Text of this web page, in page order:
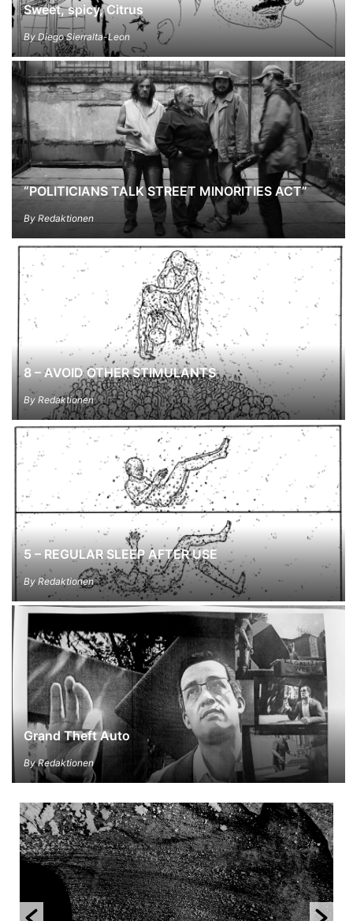
Sweet, spicy, Citrus
By Diego Sierralta-Leon
“POLITICIANS TALK STREET MINORITIES ACT”
By Redaktionen
8 – AVOID OTHER STIMULANTS
By Redaktionen
5 – REGULAR SLEEP AFTER USE
ByRedaktionen
Grand Theft Auto
ByRedaktionen